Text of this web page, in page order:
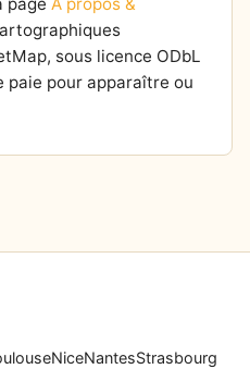
sous licence ODbL
paie pour apparaître ou
NiceNantesStrasbourg